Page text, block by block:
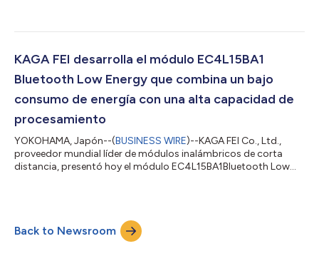
tiempo de desarrollo y los costos de certificación de los
dispositivos IoT, pequeños productos médicos/sanitarios y
KAGA FEI desarrolla el módulo EC4L15BA1
Bluetooth Low Energy que combina un bajo
consumo de energía con una alta capacidad de
procesamiento
YOKOHAMA, Japón--(BUSINESS WIRE)--KAGA FEI Co., Ltd.,
proveedor mundial líder de módulos inalámbricos de corta
distancia, presentó hoy el módulo EC4L15BA1Bluetooth Low
productos IoT inalámbricos de próxima generación, como IoT
industrial, productos médicos/de atención sanitaria y sensores
deportivos/de fitness, lo que a...
Back to Newsroom